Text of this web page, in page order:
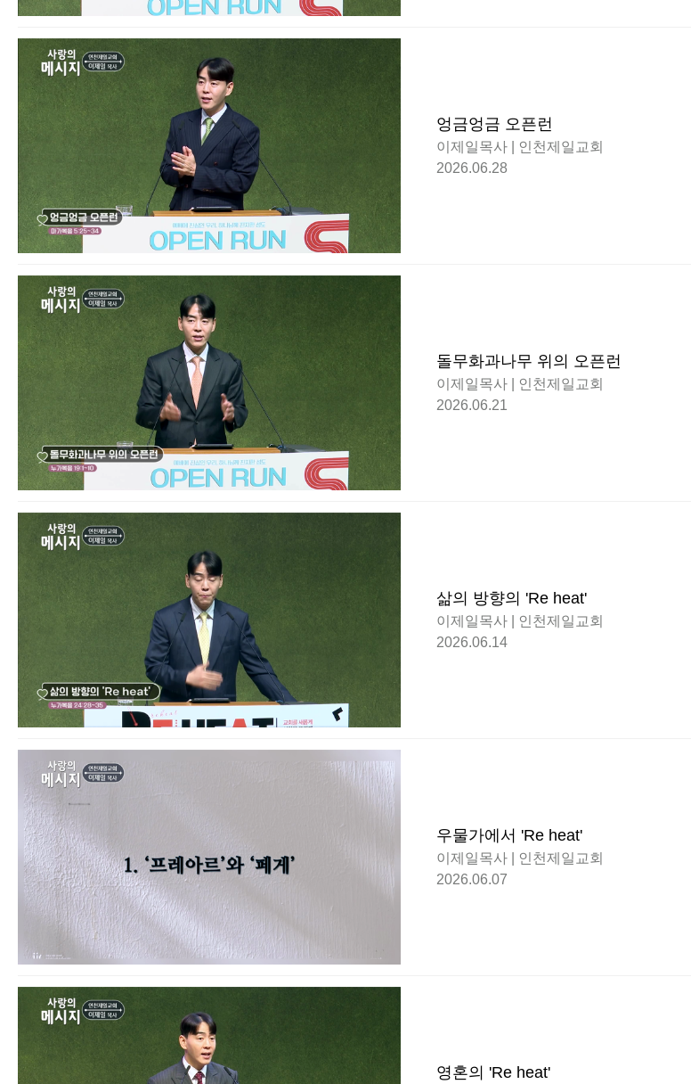
엉금엉금 오픈런
이제일목사 | 인천제일교회
2026.06.28
돌무화과나무 위의 오픈런
이제일목사 | 인천제일교회
2026.06.21
삶의 방향의 'Re heat'
이제일목사 | 인천제일교회
2026.06.14
우물가에서 'Re heat'
이제일목사 | 인천제일교회
2026.06.07
영혼의 'Re heat'